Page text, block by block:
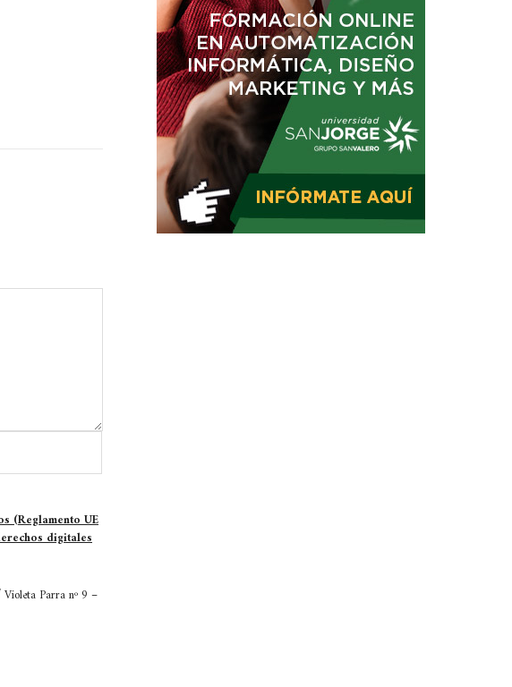
(Reglamento UE
digitales
Parra nº 9 –